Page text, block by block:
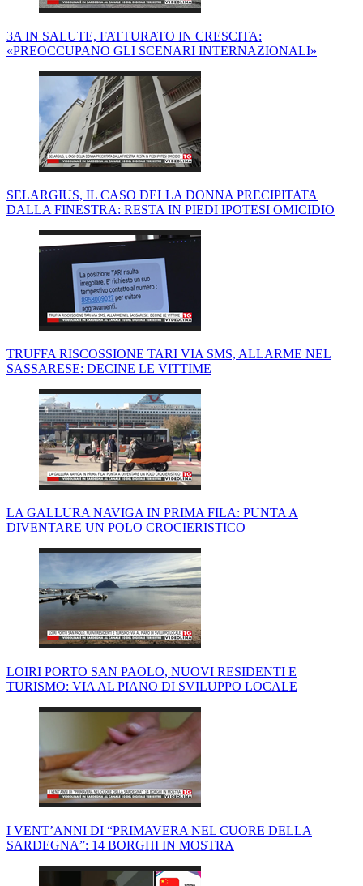
3A IN SALUTE, FATTURATO IN CRESCITA:
«PREOCCUPANO GLI SCENARI INTERNAZIONALI»
SELARGIUS, IL CASO DELLA DONNA PRECIPITATA
DALLA FINESTRA: RESTA IN PIEDI IPOTESI OMICIDIO
TRUFFA RISCOSSIONE TARI VIA SMS, ALLARME NEL
SASSARESE: DECINE LE VITTIME
LA GALLURA NAVIGA IN PRIMA FILA: PUNTA A
DIVENTARE UN POLO CROCIERISTICO
LOIRI PORTO SAN PAOLO, NUOVI RESIDENTI E
TURISMO: VIA AL PIANO DI SVILUPPO LOCALE
I VENT’ANNI DI “PRIMAVERA NEL CUORE DELLA
SARDEGNA”: 14 BORGHI IN MOSTRA